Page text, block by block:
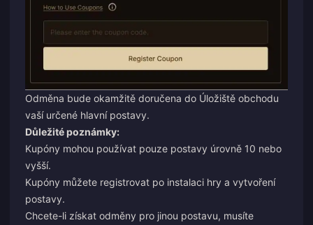
Odměna bude okamžitě doručena do Úložiště obchodu
vaší určené hlavní postavy.
Důležité poznámky:
Kupóny mohou používat pouze postavy úrovně 10 nebo
vyšší.
Kupóny můžete registrovat po instalaci hry a vytvoření
postavy.
Chcete-li získat odměny pro jinou postavu, musíte